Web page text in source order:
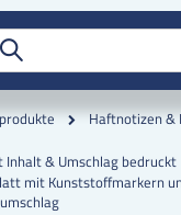
Haftnotizen &
& Umschlag bedruckt
mit Kunststoffmarkern